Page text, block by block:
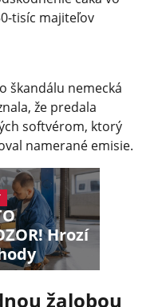
tisíc majiteľov
škandálu nemecká
že predala
softvérom, ktorý
namerané emisie.
Hrozí
žalobou